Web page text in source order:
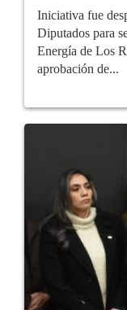
Iniciativa fue
Diputados para
Energía de Los
aprobación de...